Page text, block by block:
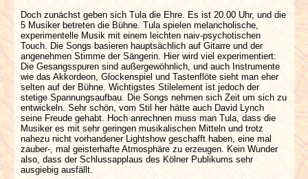
Doch zunächst geben sich Tula die Ehre. Es ist 20.00 Uhr, und die
5 Musiker betreten die Bühne. Tula spielen melancholische,
experimentelle Musik mit einem leichten naiv-psychotischen
Touch. Die Songs basieren hauptsächlich auf Gitarre und der
angenehmen Stimme der Sängerin. Hier wird viel experimentiert:
Die Gesangsspuren sind außergewöhnlich, und auch Instrumente
wie das Akkordeon, Glockenspiel und Tastenflöte sieht man eher
selten auf der Bühne. Wichtigstes Stilelement ist jedoch der
stetige Spannungsaufbau. Die Songs nehmen sich Zeit um sich zu
entwickeln. Sehr schön, vom Stil her hätte auch David Lynch
seine Freude gehabt. Hoch anrechnen muss man Tula, dass die
Musiker es mit sehr geringen musikalischen Mitteln und trotz
nahezu nicht vorhandener Lightshow geschafft haben, eine mal
zauber-, mal geisterhafte Atmosphäre zu erzeugen. Kein Wunder
also, dass der Schlussapplaus des Kölner Publikums sehr
ausgiebig ausfällt.